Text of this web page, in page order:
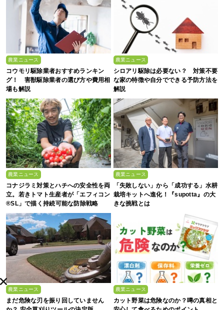
農業ニュース
コウモリ駆除業者おすすめランキン
グ！ 害獣駆除業者の選び方や費用相
場も解説
農業ニュース
シロアリ駆除は必要ない？ 対策不要
な家の特徴や自分でできる予防方法を
解説
農業ニュース
コナジラミ対策とハチへの安全性を両
立。若きトマト生産者が「エフィコン
®SL」で描く持続可能な防除戦略
農業ニュース
「失敗しない」から「成功する」水耕
栽培キットへ進化！『supotta』の大
きな挑戦とは
農業ニュース
まだ危険な刃を振り回していません
農業ニュース
カット野菜は危険なのか？噂の真相と